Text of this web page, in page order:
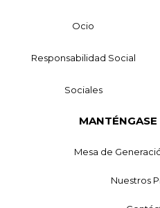
Ocio
Responsabilidad Social
Sociales
Mesa de
Nuestros